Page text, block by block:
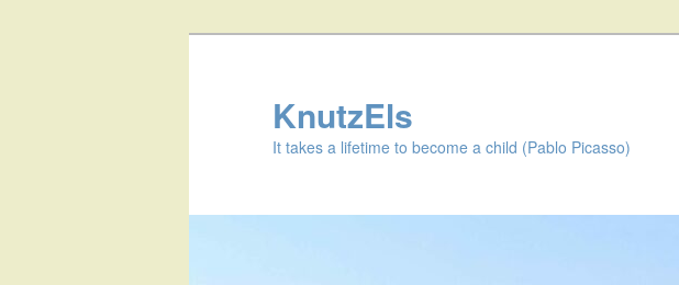
KnutzEls
It takes a lifetime to become a child (Pablo Picasso)